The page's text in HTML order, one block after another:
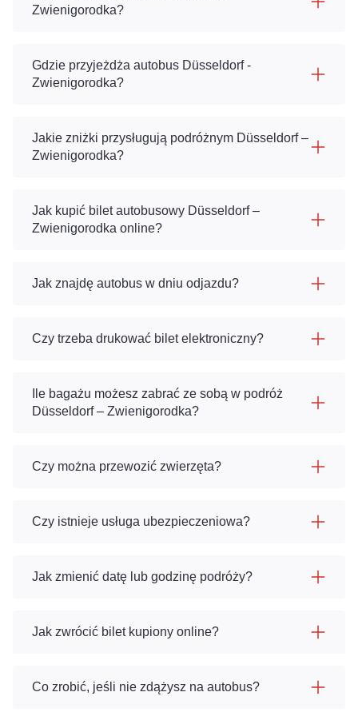
Zwienigorodka?
Gdzie przyjeżdża autobus Düsseldorf -
Zwienigorodka?
Jakie zniżki przysługują podróżnym Düsseldorf –
Zwienigorodka?
Jak kupić bilet autobusowy Düsseldorf –
Zwienigorodka online?
Jak znajdę autobus w dniu odjazdu?
Czy trzeba drukować bilet elektroniczny?
Ile bagażu możesz zabrać ze sobą w podróż
Düsseldorf – Zwienigorodka?
Czy można przewozić zwierzęta?
Czy istnieje usługa ubezpieczeniowa?
Jak zmienić datę lub godzinę podróży?
Jak zwrócić bilet kupiony online?
Co zrobić, jeśli nie zdążysz na autobus?